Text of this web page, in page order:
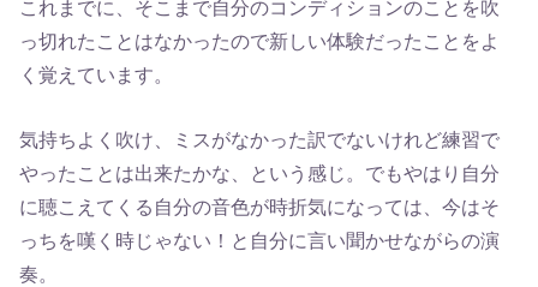
これまでに、そこまで自分のコンディションのことを吹
っ切れたことはなかったので新しい体験だったことをよ
く覚えています。
気持ちよく吹け、ミスがなかった訳でないけれど練習で
やったことは出来たかな、という感じ。でもやはり自分
に聴こえてくる自分の音色が時折気になっては、今はそ
っちを嘆く時じゃない！と自分に言い聞かせながらの演
奏。